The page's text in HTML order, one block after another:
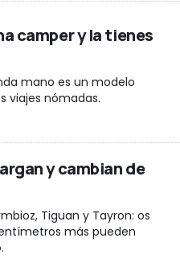
camper y la tienes
mano es un modelo
viajes nómadas.
y cambian de
Tiguan y Tayron: os
más pueden